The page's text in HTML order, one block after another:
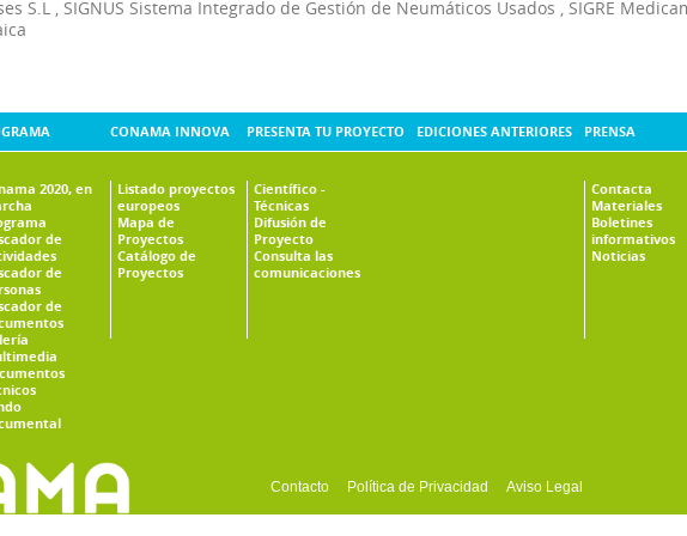
S.L
SIGNUS Sistema Integrado de Gestión de Neumáticos Usados SIGRE
2020, en
de
de
de
CONAMA INNOVA
Listado proyectos
europeos
Mapa de
Proyectos
Catálogo de
Proyectos
PRESENTA TU PROYECTO
Científico -
Técnicas
Difusión de
Proyecto
Consulta las
comunicaciones
EDICIONES ANTERIORES PRENSA
Contacta
Materiales
Boletines
informativos
Noticias
Contacto Política de Privacidad Aviso Legal